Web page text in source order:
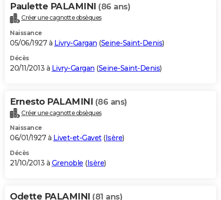
Paulette PALAMINI (86 ans)
Créer une cagnotte obsèques
Naissance
05/06/1927 à Livry-Gargan (Seine-Saint-Denis)
Décès
20/11/2013 à Livry-Gargan (Seine-Saint-Denis)
Ernesto PALAMINI (86 ans)
Créer une cagnotte obsèques
Naissance
06/01/1927 à Livet-et-Gavet(Isère)
Décès
21/10/2013 à Grenoble (Isère)
Odette PALAMINI (81 ans)